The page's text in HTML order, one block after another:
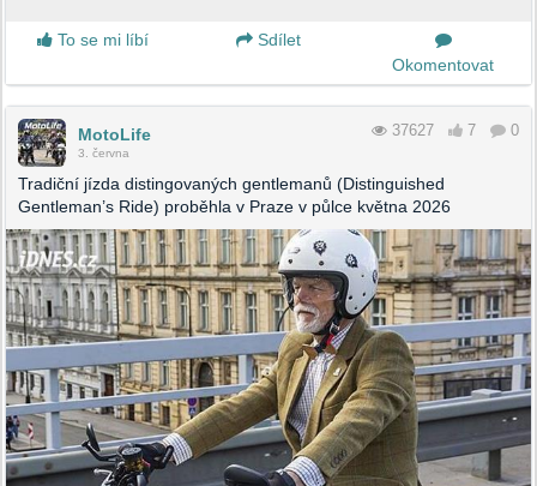
To se mi líbí
Sdílet
Okomentovat
MotoLife
3. června
37627 7 0
Tradiční jízda distingovaných gentlemanů (Distinguished
Gentleman’s Ride) proběhla v Praze v půlce května 2026